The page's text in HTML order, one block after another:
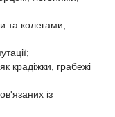
та колегами;
крадіжки, грабежі
із